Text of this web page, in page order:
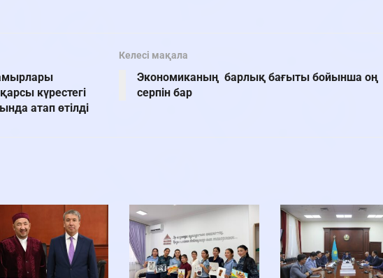
күрестегі
атап өтілді
Келесі мақала
Экономиканың барлық бағыты бойынша оң
серпін бар